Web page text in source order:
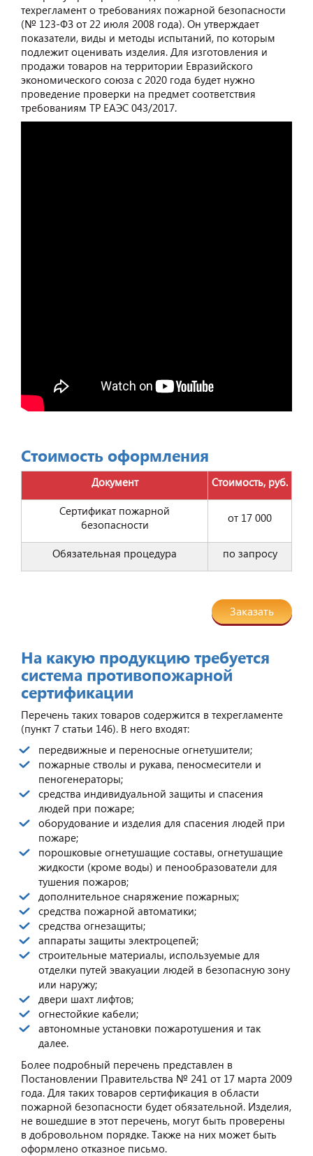
техрегламент о требованиях пожарной безопасности
(№ 123-ФЗ от 22 июля 2008 года). Он утверждает
показатели, виды и методы испытаний, по которым
подлежит оценивать изделия. Для изготовления и
продажи товаров на территории Евразийского
экономического союза с 2020 года будет нужно
проведение проверки на предмет соответствия
требованиям ТР ЕАЭС 043/2017.
Стоимость оформления
Документ Стоимость, руб.
Сертификат пожарной
безопасности
от 17 000
Обязательная процедура по запросу
Заказать
На какую продукцию требуется
система противопожарной
сертификации
Перечень таких товаров содержится в техрегламенте
(пункт 7 статьи 146). В него входят:
передвижные и переносные огнетушители;
пожарные стволы и рукава, пеносмесители и
пеногенераторы;
средства индивидуальной защиты и спасения
людей при пожаре;
оборудование и изделия для спасения людей при
пожаре;
порошковые огнетушащие составы, огнетушащие
жидкости (кроме воды) и пенообразователи для
тушения пожаров;
дополнительное снаряжение пожарных;
средства пожарной автоматики;
средства огнезащиты;
аппараты защиты электроцепей;
строительные материалы, используемые для
отделки путей эвакуации людей в безопасную зону
или наружу;
двери шахт лифтов;
огнестойкие кабели;
автономные установки пожаротушения и так
далее.
Более подробный перечень представлен в
Постановлении Правительства № 241 от 17 марта 2009
года. Для таких товаров сертификация в области
пожарной безопасности будет обязательной. Изделия,
не вошедшие в этот перечень, могут быть проверены
в добровольном порядке. Также на них может быть
оформлено отказное письмо.